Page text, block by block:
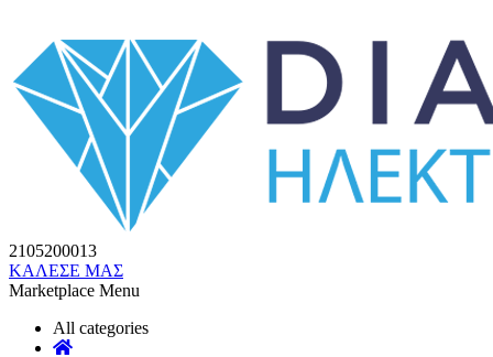
2105200013
ΚΑΛΕΣΕ ΜΑΣ
Marketplace Menu
All categories